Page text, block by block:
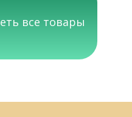
все товары